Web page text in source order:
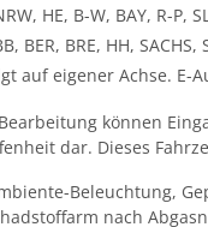
HE, B-W, BAY, R-P,
BER, BRE, HH,
auf eigener Achse.
können
dar. Dieses
Beleuchtung,
nach